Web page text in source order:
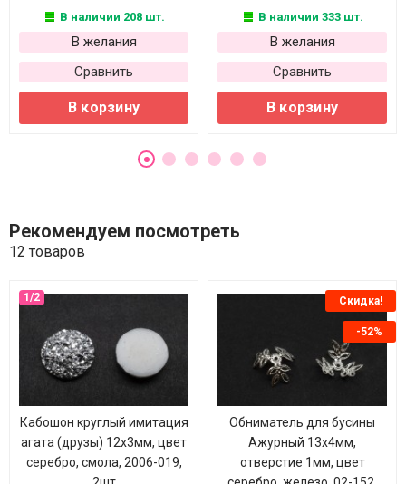
В наличии 208 шт.
В желания
Сравнить
В корзину
В наличии 333 шт.
В желания
Сравнить
В корзину
Рекомендуем посмотреть
12 товаров
Кабошон круглый имитация
агата (друзы) 12х3мм, цвет
серебро, смола, 2006-019,
Скидка!
-52%
Обниматель для бусины
Ажурный 13х4мм,
отверстие 1мм, цвет